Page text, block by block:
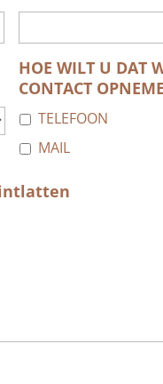
HOE WILT U DAT
CONTACT
TELEFOON
MAIL